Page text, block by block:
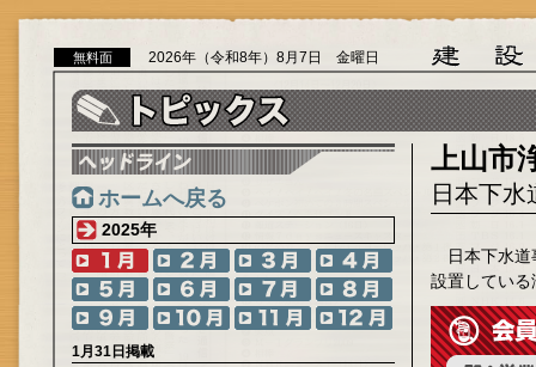
無料面 2026年（令和8年）8月7日 金曜日
ホームへ戻る
2025年
1月31日掲載
上山市
日本下水
日本下水道
設置してい